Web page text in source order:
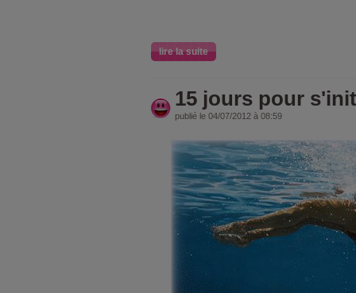
lire la suite
15 jours pour
publié le 04/07/2012 à 08:59